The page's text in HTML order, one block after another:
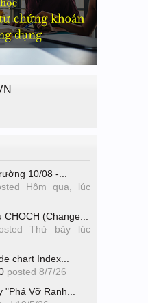
10/08 -...
Hôm qua, lúc
(Change...
Thứ bảy lúc
chart Index...
posted 8/7/26
Vỡ Ranh...